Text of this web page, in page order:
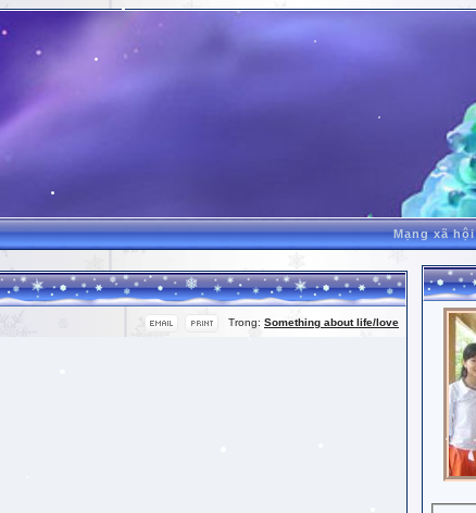
Mạng xã hội
Trong: Something about life/love